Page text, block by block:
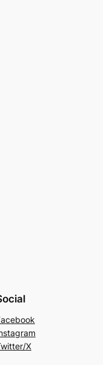
X